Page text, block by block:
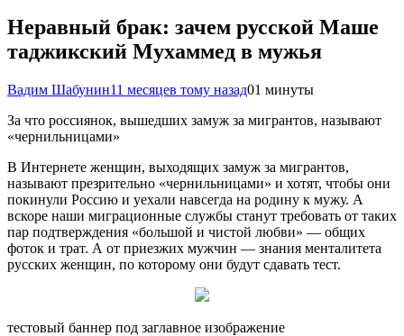
Неравный брак: зачем русской Маше
таджикский Мухаммед в мужья
Вадим Шабунин11 месяцев тому назад01 минуты
За что россиянок, вышедших замуж за мигрантов, называют
«чернильницами»
В Интернете женщин, выходящих замуж за мигрантов,
называют презрительно «чернильницами» и хотят, чтобы они
покинули Россию и уехали навсегда на родину к мужу. А
вскоре наши миграционные службы станут требовать от таких
пар подтверждения «большой и чистой любви» — общих
фоток и трат. А от приезжих мужчин — знания менталитета
русских женщин, по которому они будут сдавать тест.
тестовый баннер под заглавное изображение